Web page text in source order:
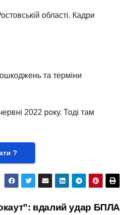
області. Кадри
та терміни
2022 року. Тоді там
?
вдалий удар БПЛА